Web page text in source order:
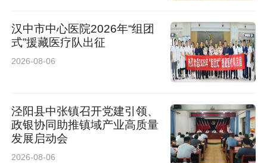
6月18日，赵先生收到警方出具的《鉴定意见通
知书》与《立案告知书》。运城市公安局盐湖分
局鉴定意见通知书显示：小赵鼻部损伤构成轻伤
某等人行为涉嫌寻衅滋事，正式立为刑事案件侦
查。
汉中市中心医院2026年“组团
式”援藏医疗队出征
2026-08-06
泾阳县中张镇召开党建引领、
政银协同助推镇域产业高质量
发展启动会
2026-08-06